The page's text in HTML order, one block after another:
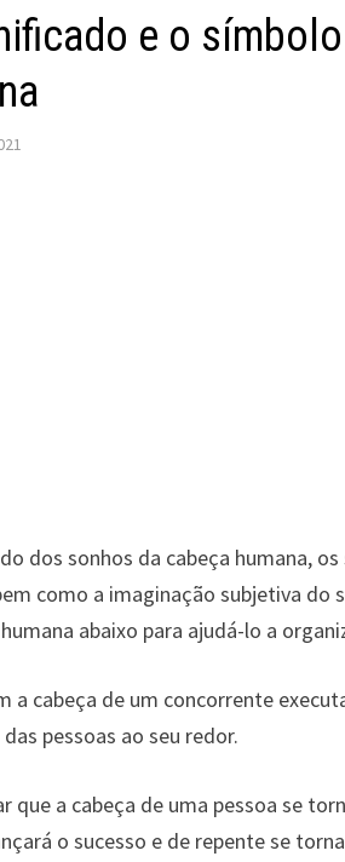
e o
dos sonhos da cabeça humana,
como a imaginação subjetiva do
abaixo para ajudá-lo a
a cabeça de um concorrente
pessoas ao seu redor.
que a cabeça de uma pessoa se
o sucesso e de repente se